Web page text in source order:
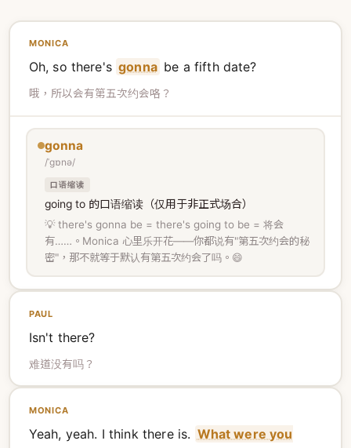
MONICA
Oh, so there's gonna be a fifth date?
哦，所以会有第五次约会咯？
gonna
/ˈɡɒnə/
口语缩读
going to 的口语缩读（仅用于非正式场合）
💡 there's gonna be = there's going to be = 将会
有……。Monica 心里乐开花——你都说有"第五次约会的秘
密"，那不就等于默认有第五次约会了吗。😄
PAUL
Isn't there?
难道没有吗？
MONICA
Yeah, yeah. I think there is. What were you